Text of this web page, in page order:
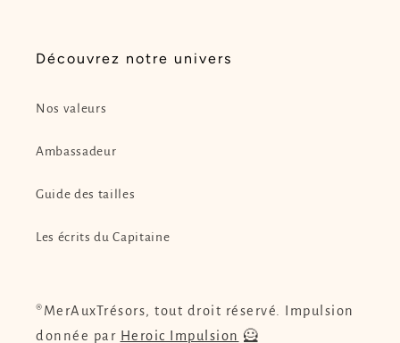
Découvrez notre univers
Nos valeurs
Ambassadeur
Guide des tailles
Les écrits du Capitaine
®MerAuxTrésors, tout droit réservé. Impulsion
donnée par Heroic Impulsion 🦸